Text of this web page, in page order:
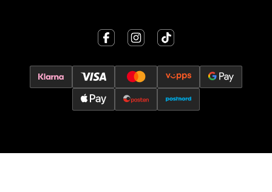
Lillehammer - Strandtorget
Strandtorget, 2609 Lillehammer
Åpent i dag 09-20